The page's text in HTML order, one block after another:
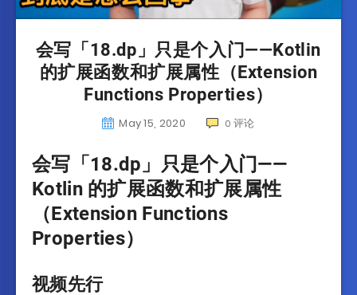
会写「18.dp」只是个入门——Kotlin
的扩展函数和扩展属性（Extension
Functions Properties）
May 15, 2020 0 评论
会写「18.dp」只是个入门——
Kotlin 的扩展函数和扩展属性
（Extension Functions
Properties）
视频先行